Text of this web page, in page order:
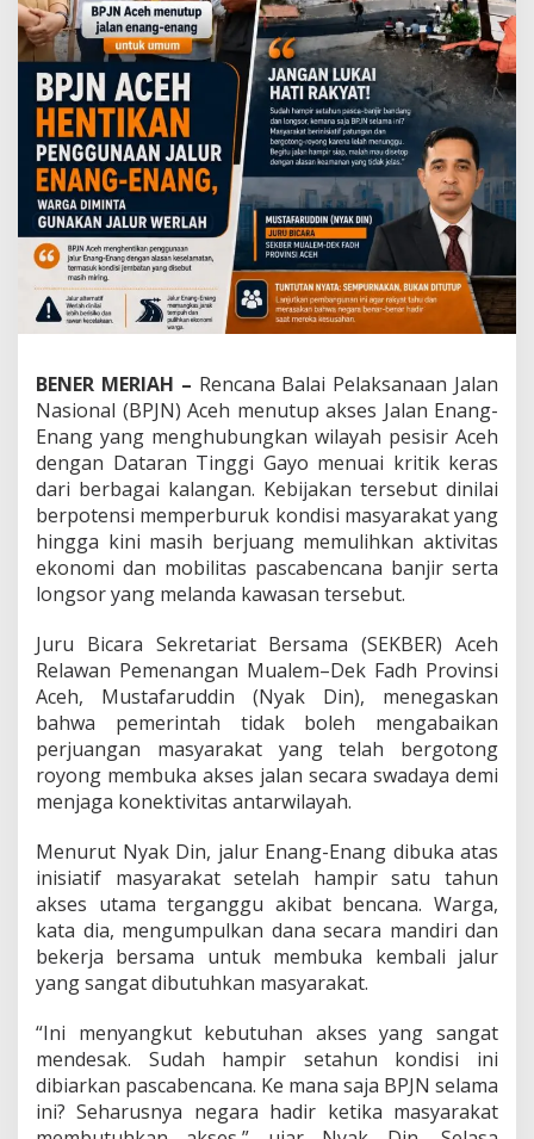
A
s
a
u
p
a
l
a
n
E
n
-
E
n
a
n
g
,
S
E
E
R
A
c
h
R
e
a
w
a
n
M
u
a
l
m
-
D
e
k
BENER MERIAH – Rencana Balai Pelaksanaan Jalan
Nasional (BPJN) Aceh menutup akses Jalan Enang-
Enang yang menghubungkan wilayah pesisir Aceh
dengan Dataran Tinggi Gayo menuai kritik keras
dari berbagai kalangan. Kebijakan tersebut dinilai
berpotensi memperburuk kondisi masyarakat yang
hingga kini masih berjuang memulihkan aktivitas
ekonomi dan mobilitas pascabencana banjir serta
longsor yang melanda kawasan tersebut.
Juru Bicara Sekretariat Bersama (SEKBER) Aceh
Relawan Pemenangan Mualem–Dek Fadh Provinsi
Aceh, Mustafaruddin (Nyak Din), menegaskan
bahwa pemerintah tidak boleh mengabaikan
perjuangan masyarakat yang telah bergotong
royong membuka akses jalan secara swadaya demi
menjaga konektivitas antarwilayah.
Menurut Nyak Din, jalur Enang-Enang dibuka atas
inisiatif masyarakat setelah hampir satu tahun
akses utama terganggu akibat bencana. Warga,
kata dia, mengumpulkan dana secara mandiri dan
bekerja bersama untuk membuka kembali jalur
yang sangat dibutuhkan masyarakat.
“Ini menyangkut kebutuhan akses yang sangat
mendesak. Sudah hampir setahun kondisi ini
dibiarkan pascabencana. Ke mana saja BPJN selama
ini? Seharusnya negara hadir ketika masyarakat